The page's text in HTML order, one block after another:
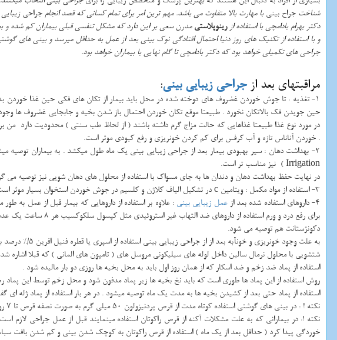
شناخت جراح بینیبا مهارت بالا متفاوت می باشد. مهم ترین امر برای تمام کسانی که قصد انجامجراحیزیبایی
دکتر بهرام بادامچی با استفاده ازرینوپلاستی مدرن سعی بر این دارد که مشکل تنفسی قبلی بیماران کم شده و
و با استفاده از تکنیک های روز دنیا احتمال افتادگی نوک بینی بعد از عمل به حداقل میرسد و بینی های
جراحی های تکمیلی خواهد بود که دکتر بادامچی تا گام نهایی با بیماران خواهد بود.
مراقبتهای بعد ازجراحی زیبایی بینی:
1- تغذیه : تا جوش خوردن غضروف های دوخته شده در محل باید بیمار از تکان های فکی حین غذا خوردن
حین جویدن فک بالاتکان نخورد . طبیعتا موقع تکان خوردن احتمال باز شدن بخیه و جابجایی غضروف ها
در مورد نوع غذا طبیعتا غذاهایی که حالت مزاج گرم داشته باشند ( از لحاظ طب سنتی ) محدودیت دارد من
. خوردن آناناس تازه و آب کرفس برای کم کردن خونریزی و رفع کبودی موثر است.
2- بهداشت دهان : سیر بهبودی بیمار بعد از جراحی زیبایی بینی یک ماه طول میکشد . به بیماران توصیه میشود مسواک با حجم کوچک و نرم استفاده گردد. طبیعتا استفاده از مسواک برقی که حجم کمی دارد توصیه میشود. استفاده از شتسشو با فشار آب (
Irrigation) نیز مناسب تر است.
در نهایت حفظ بهداشت دهان و دندان ها به جای مسواک با استفاده از محلول های دهان شویی نیز توصیه می
3- استفاده از مواد مکمل : ویتامین
cدر تشکیل الیاف کلاژن و کلسیم در جوش خوردن استخوان بسیار موثر
4- داروهای استفاده شده بعد از
عمل زیبایی بینی
دکونژستانت هم توصیه می شود.
به علت وجود خونریزی و خونآبه بعد از از جراحی زیبایی بینی استفاده از اسپری یا قطره فنیل افرین %/5درصد به
شتشویی با محلول نرمال سالین داخل لوله های سیلیکونی مروسل های ( تامپون های المانی ) که قبلا اشاره
استفاده از پماد ضد زخم و ضد اسکار که از همان روز اول باید به محل بخیه ها روزی دو بار مالیده شود .
روش استفاده از این پماد ها طوری است که باید نخ بخیه ها زیر پماد مدفون شود و محل زخم توسط این پماد
استفاده از پماد حتی بعد از کشیدن بخیه ها به مدت یک ماه توصیه میشود . در هر بار استفاده از پماد
نکته ! : در بینی های گوشتی استفاده کوتاه مدت از قرص پردنیزولون 50 میلی گرم به صورت نصفه قرص تا 7 روز باعث کاهش دراماتیک ورم و کاهش ایجاد بافت فیبروز میشود .که با نظر پزشک در بعضی از بیماران توصیه میگردد .
خوردگی پیدا کرد ( حداقل بعد از یک ماه ) استفاده از قرص راکوتان به کوچک شدن بینی و کم شدن بافت